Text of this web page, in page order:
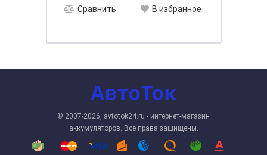
Сравнить В избранное
© 2007-2026, avtotok24.ru - интернет-магазин
аккумуляторов. Все права защищены.